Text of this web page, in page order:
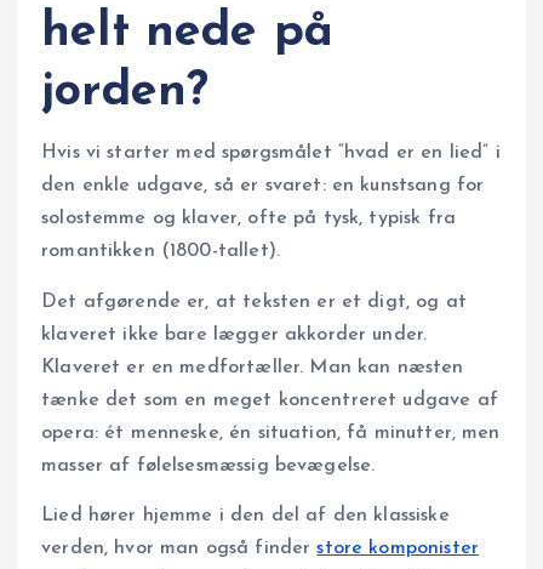
helt nede på
jorden?
Hvis vi starter med spørgsmålet “hvad er en lied” i
den enkle udgave, så er svaret: en kunstsang for
solostemme og klaver, ofte på tysk, typisk fra
romantikken (1800-tallet).
Det afgørende er, at teksten er et digt, og at
klaveret ikke bare lægger akkorder under.
Klaveret er en medfortæller. Man kan næsten
tænke det som en meget koncentreret udgave af
opera: ét menneske, én situation, få minutter, men
masser af følelsesmæssig bevægelse.
Lied hører hjemme i den del af den klassiske
verden, hvor man også finderstore komponister